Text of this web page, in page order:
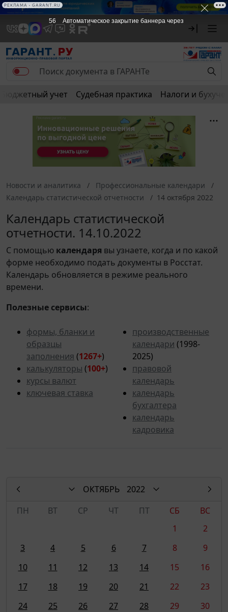
Бюджетный учет Судебная практика Налоги и
Новости и аналитика
Профессиональные календари
Календарь статистической отчетности
14 октября 2022
Календарь статистической
отчетности. 14.10.2022
С помощью календаря вы узнаете, когда и по какой
форме необходимо подать документы в Росстат.
Календарь обновляется в режиме реального
времени.
Полезные сервисы:
формы, бланки и
образцы
заполнения (1267+)
калькуляторы (100+)
курсы валют
ключевая ставка
производственные
календари (1998-
2025)
правовой
календарь
календарь
бухгалтера
календарь
кадровика
ОКТЯБРЬ
2022
ПН
ВТ СР ЧТ ПТ СБ
ВС
1
2
3
4 5 6 7 8
9
10
11 12 13 14 15
16
17
18 19 20 21 22
23
24
25 26 27 28 29
30
56 Автоматическое закрытие баннера через
РЕКЛАМА • GARANT.RU